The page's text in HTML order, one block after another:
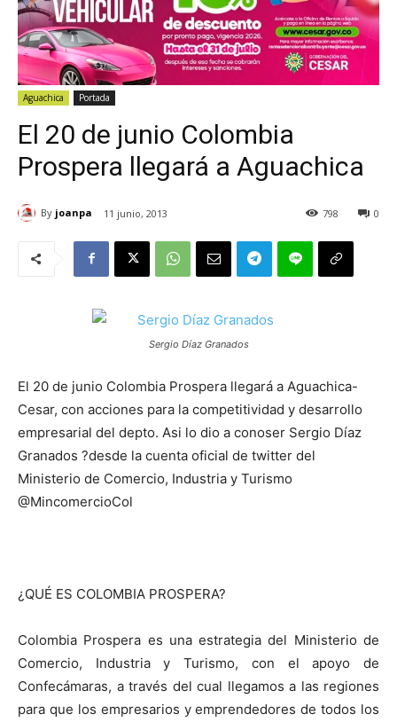
Aguachica Portada
El 20 de junio Colombia
Prospera llegará a Aguachica
By joanpa 11 junio, 2013 0
798
Sergio Díaz Granados
El 20 de junio Colombia Prospera llegará a Aguachica-
Cesar, con acciones para la competitividad y desarrollo
empresarial del depto. Asi lo dio a conoser Sergio Díaz
Granados ?desde la cuenta oficial de twitter del
Ministerio de Comercio, Industria y Turismo
@MincomercioCol
¿QUÉ ES COLOMBIA PROSPERA?
Colombia Prospera es una estrategia del Ministerio de
Comercio, Industria y Turismo, con el apoyo de
Confecámaras, a través del cual llegamos a las regiones
para que los empresarios y emprendedores de todos los